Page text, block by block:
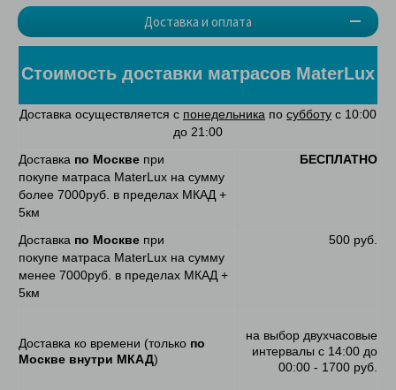
Доставка и оплата
Стоимость доставки матрасов MaterLux
Доставка осуществляется с понедельника по субботу с 10:00
до 21:00
Доставка по Москве при
покупе матраса MaterLux на сумму
более 7000руб. в пределах МКАД +
5км
БЕСПЛАТНО
Доставка по Москве при
покупе матраса MaterLux на сумму
менее 7000руб. в пределах МКАД +
5км
500 руб.
Доставка ко времени (только по
Москве внутри МКАД)
на выбор двухчасовые
интервалы с 14:00 до
00:00 - 1700 руб.